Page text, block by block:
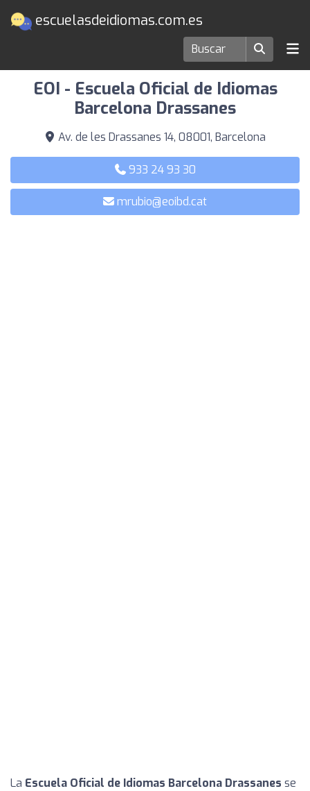
escuelasdeidiomas.com.es
Escuelas de idiomas en Barcelona
EOI - Escuela Oficial de Idiomas
Barcelona Drassanes
Av. de les Drassanes 14, 08001, Barcelona
933 24 93 30
mrubio@eoibd.cat
La Escuela Oficial de Idiomas Barcelona Drassanes se